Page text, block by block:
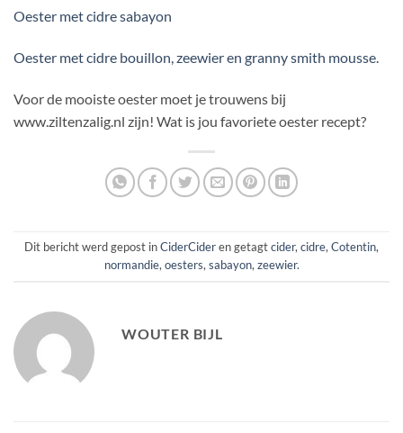
Oester met cidre sabayon
Oester met cidre bouillon, zeewier en granny smith mousse.
Voor de mooiste oester moet je trouwens bij
www.ziltenzalig.nl zijn! Wat is jou favoriete oester recept?
Dit bericht werd gepost inCiderCideren getagtcider, cidre, Cotentin,
normandie, oesters, sabayon, zeewier.
WOUTER BIJL